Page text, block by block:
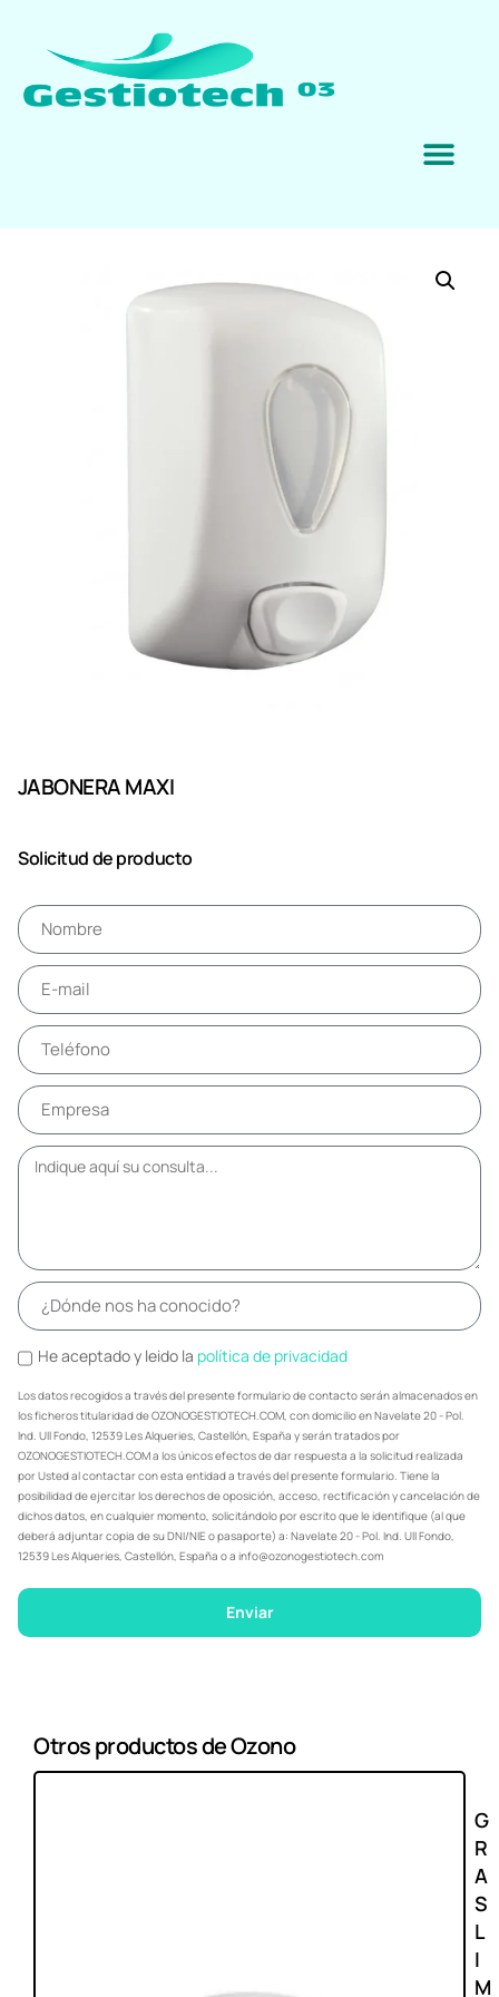
JABONERA MAXI
Solicitud de producto
He aceptado y leido la política de privacidad
Los datos recogidos a través del presente formulario de contacto serán almacenados en
los ficheros titularidad de OZONOGESTIOTECH.COM, con domicilio en Navelate 20 - Pol.
Ind. Ull Fondo, 12539 Les Alqueries, Castellón, España y serán tratados por
OZONOGESTIOTECH.COM a los únicos efectos de dar respuesta a la solicitud realizada
por Usted al contactar con esta entidad a través del presente formulario. Tiene la
posibilidad de ejercitar los derechos de oposición, acceso, rectificación y cancelación de
dichos datos, en cualquier momento, solicitándolo por escrito que le identifique (al que
deberá adjuntar copia de su DNI/NIE o pasaporte) a: Navelate 20 - Pol. Ind. Ull Fondo,
12539 Les Alqueries, Castellón, España o a info@ozonogestiotech.com
Enviar
Otros productos de Ozono
G
R
A
S
L
I
M